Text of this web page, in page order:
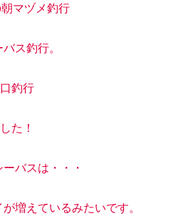
マヅメ釣行
ス釣行。
釣行
た！
バスは・・・
増えているみたいです。